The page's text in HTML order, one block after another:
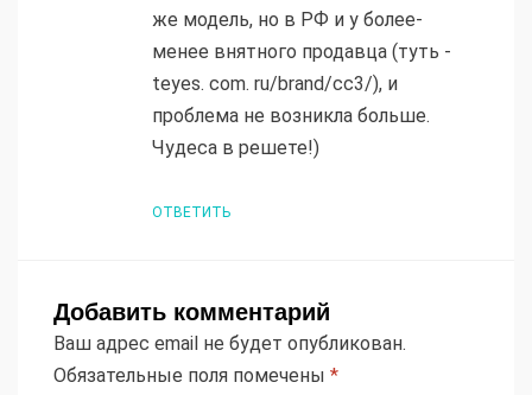
же модель, но в РФ и у более-
менее внятного продавца (туть -
teyes. com. ru/brand/cc3/), и
проблема не возникла больше.
Чудеса в решете!)
ОТВЕТИТЬ
Добавить комментарий
Ваш адрес email не будет опубликован.
Обязательные поля помечены *